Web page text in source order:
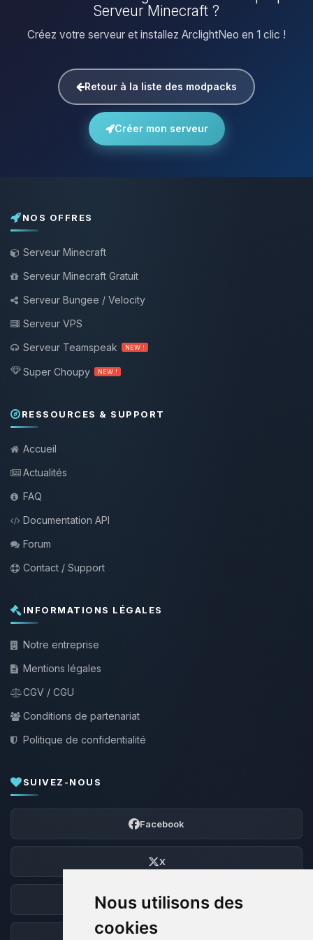
Nous utilisons des
cookies
Serveur Minecraft ?
Créez votre serveur et installez ArclightNeo en 1 clic !
Retour à la liste des modpacks
Créer mon serveur
NOS OFFRES
Serveur Minecraft
Serveur Minecraft Gratuit
Serveur Bungee / Velocity
Serveur VPS
Serveur Teamspeak
NEW !
Super Choupy NEW !
RESSOURCES & SUPPORT
Accueil
Actualités
FAQ
Documentation API
Forum
Contact / Support
INFORMATIONS LÉGALES
Notre entreprise
Mentions légales
CGV / CGU
Conditions de partenariat
Politique de confidentialité
SUIVEZ-NOUS
Facebook
X
Discord
Forum